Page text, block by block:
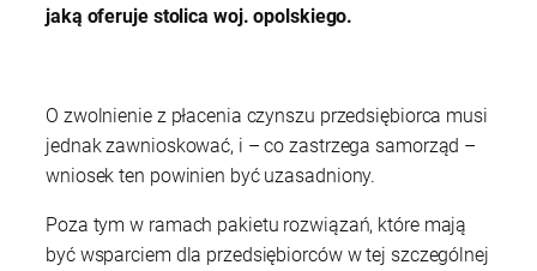
jaką oferuje stolica woj. opolskiego.
O zwolnienie z płacenia czynszu przedsiębiorca musi
jednak zawnioskować, i – co zastrzega samorząd –
wniosek ten powinien być uzasadniony.
Poza tym w ramach pakietu rozwiązań, które mają
być wsparciem dla przedsiębiorców w tej szczególnej